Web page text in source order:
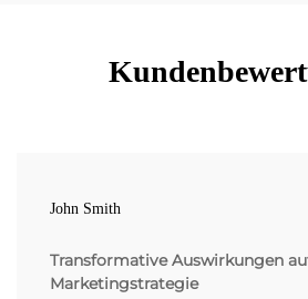
John Smith
Transformative Auswirkungen
Marketingstrategie